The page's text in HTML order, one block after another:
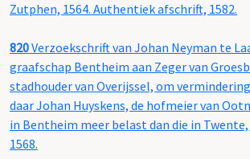
Zutphen, 1564. Authentiek afschrift, 1582.
820Verzoekschrift van Johan Neyman te
graafschap Bentheim aan Zeger van
stadhouder van Overijssel, om
daar Johan Huyskens, de hofmeier van
in Bentheim meer belast dan die in
1568.